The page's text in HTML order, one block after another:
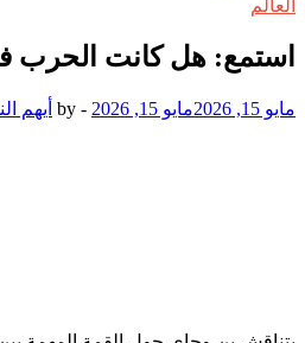
العالم
استمع: هل كانت الحرب
مايو 15, 2026 مايو 15, 2026 -
by أيهم